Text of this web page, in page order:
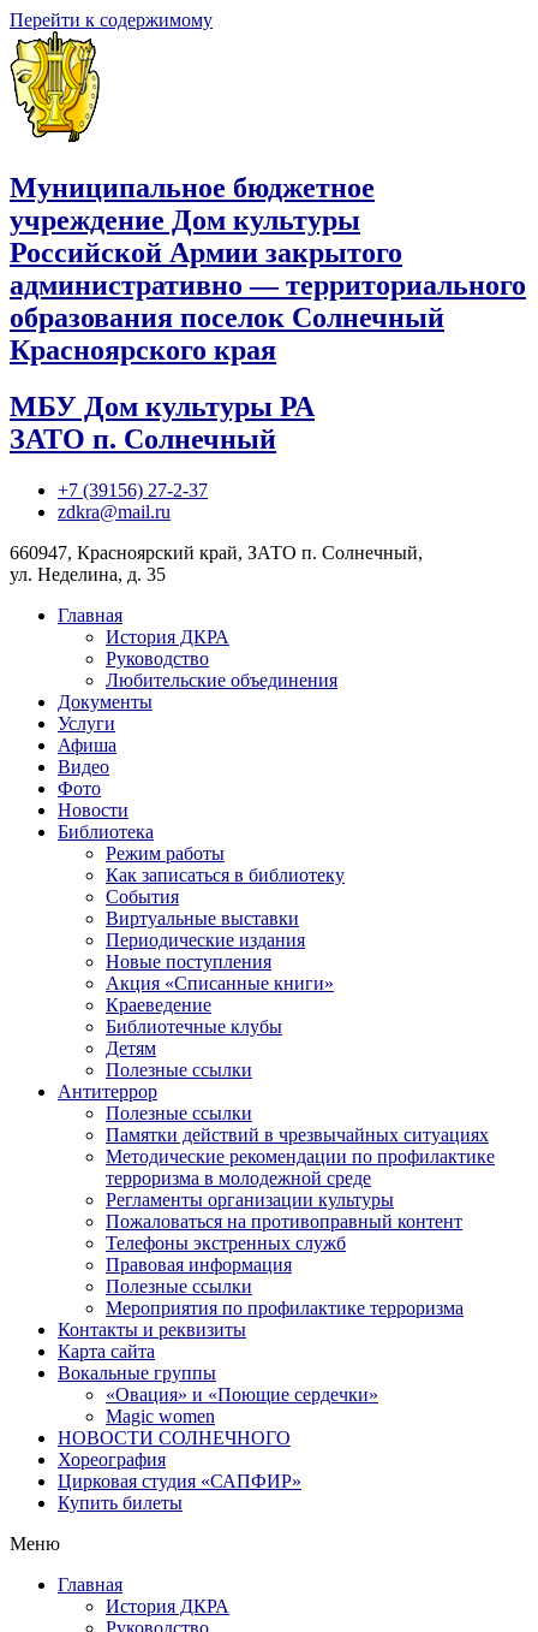
Перейти к содержимому
Муниципальное бюджетное
учреждение Дом культуры
Российской Армии закрытого
административно — территориального
образования поселок Солнечный
Красноярского края
МБУ Дом культуры РА
ЗАТО п. Солнечный
+7 (39156) 27-2-37
zdkra@mail.ru
660947, Красноярский край, ЗАТО п. Солнечный,
ул. Неделина, д. 35
Главная
История ДКРА
Руководство
Любительские объединения
Документы
Услуги
Афиша
Видео
Фото
Новости
Библиотека
Режим работы
Как записаться в библиотеку
События
Виртуальные выставки
Периодические издания
Новые поступления
Акция «Списанные книги»
Краеведение
Библиотечные клубы
Детям
Полезные ссылки
Антитеррор
Полезные ссылки
Памятки действий в чрезвычайных ситуациях
Методические рекомендации по профилактике
терроризма в молодежной среде
Регламенты организации культуры
Пожаловаться на противоправный контент
Телефоны экстренных служб
Правовая информация
Полезные ссылки
Мероприятия по профилактике терроризма
Контакты и реквизиты
Карта сайта
Вокальные группы
«Овация» и «Поющие сердечки»
Magic women
НОВОСТИ СОЛНЕЧНОГО
Хореография
Цирковая студия «САПФИР»
Купить билеты
Меню
Главная
История ДКРА
Руководство